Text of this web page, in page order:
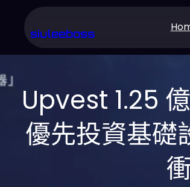
siuleeboss
Upvest 1.25
優先投資基礎